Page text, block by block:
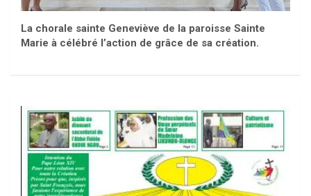
La chorale sainte Geneviève de la paroisse Sainte
Marie à célébré l’action de grâce de sa création.